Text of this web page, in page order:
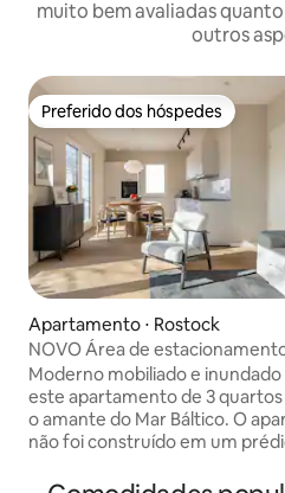
muito bem avaliadas
outros
Preferido dos hóspedes
Preferido dos hóspedes
Apartamento ⋅ Rostock
NOVO Área de
premium moderna e fresca
pontos de energia
Moderno mobiliado e inundado
este apartamento de 3
o amante do Mar Báltico. O
não foi construído em um
do Old River. Este